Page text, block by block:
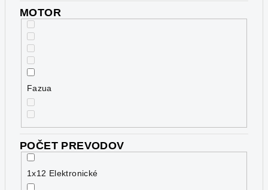
MOTOR
Fazua
POČET PREVODOV
1x12 Elektronické